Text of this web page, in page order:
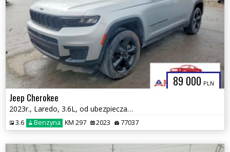
89 000 PLN
Jeep Cherokee
2023r., Laredo, 3.6L, od ubezpieczalni
3.6 Benzyna KM 297 2023 77037